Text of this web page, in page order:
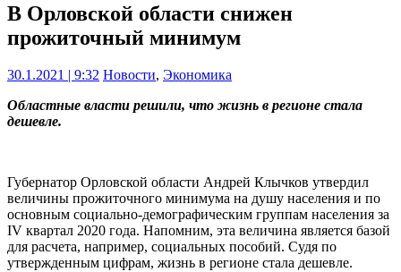
В Орловской области снижен
прожиточный минимум
30.1.2021 | 9:32 Новости, Экономика
Областные власти решили, что жизнь в регионе стала
дешевле.
Губернатор Орловской области Андрей Клычков утвердил
величины прожиточного минимума на душу населения и по
основным социально-демографическим группам населения за
IV квартал 2020 года. Напомним, эта величина является базой
для расчета, например, социальных пособий. Судя по
утвержденным цифрам, жизнь в регионе стала дешевле.